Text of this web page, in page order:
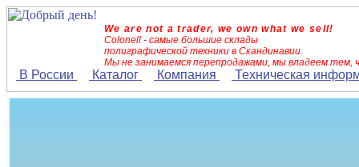
We are not a trader, we own what we sell!
Colonell - самые большие склады
полиграфической техники в Скандинавии.
Мы не занимаемся перепродажами, мы владеем тем,
В России Каталог Компания Техническая